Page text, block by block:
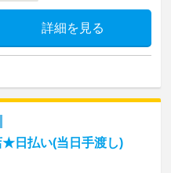
詳細を見る
★日払い(当日手渡し)